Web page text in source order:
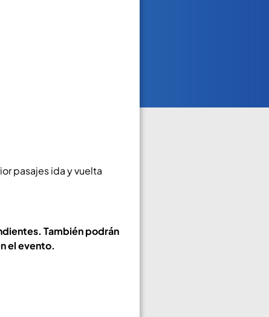
pasajes ida y vuelta
También podrán
el evento.